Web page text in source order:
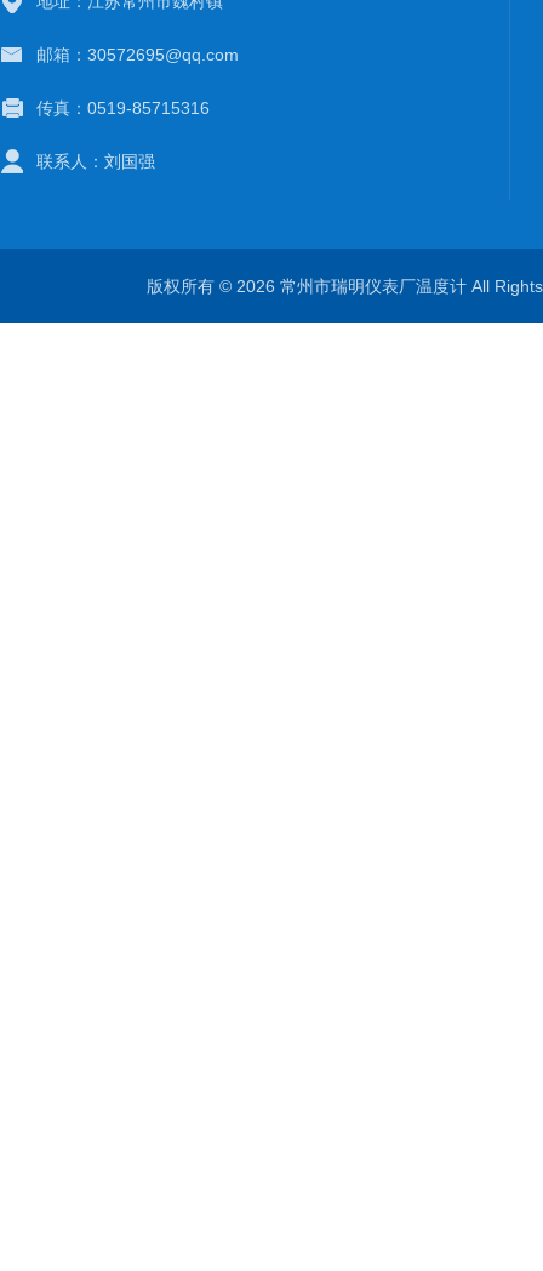
邮箱：30572695@qq.com
传真：0519-85715316
联系人：刘国强
版权所有 © 2026 常州市瑞明仪表厂温度计 All